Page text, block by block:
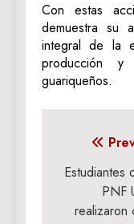
Con estas
demuestra su
integral de la
producción
guariqueños.
de
Estudiantes
PNF
realizaron